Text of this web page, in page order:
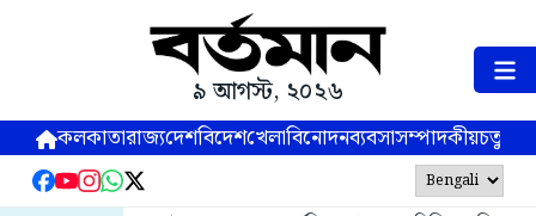
৯ আগস্ট, ২০২৬
কলকাতারাজ্যদেশবিদেশখেলাবিনোদনব্যবসাসম্পাদকীয়